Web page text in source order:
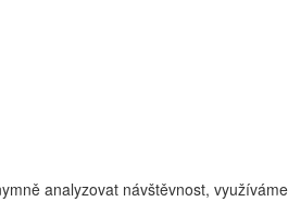
analyzovat návštěvnost,